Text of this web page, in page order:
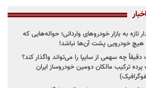
تازه به بازار خودروهای وارداتی؛ حواله‌هایی که
هیچ خودرویی پشت آن‌ها نباشد!
چه سهمی از سایپا را می‌تواند واگذار کند؟
ترکیب مالکان دومین خودروساز ایران